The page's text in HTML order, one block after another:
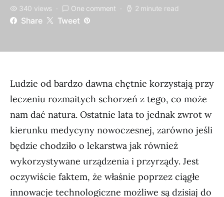
340 views One comment 2 minute read
Share Tweet
Ludzie od bardzo dawna chętnie korzystają przy
leczeniu rozmaitych schorzeń z tego, co może
nam dać natura. Ostatnie lata to jednak zwrot w
kierunku medycyny nowoczesnej, zarówno jeśli
będzie chodziło o lekarstwa jak również
wykorzystywane urządzenia i przyrządy. Jest
oczywiście faktem, że właśnie poprzez ciągłe
innowacje technologiczne możliwe są dzisiaj do